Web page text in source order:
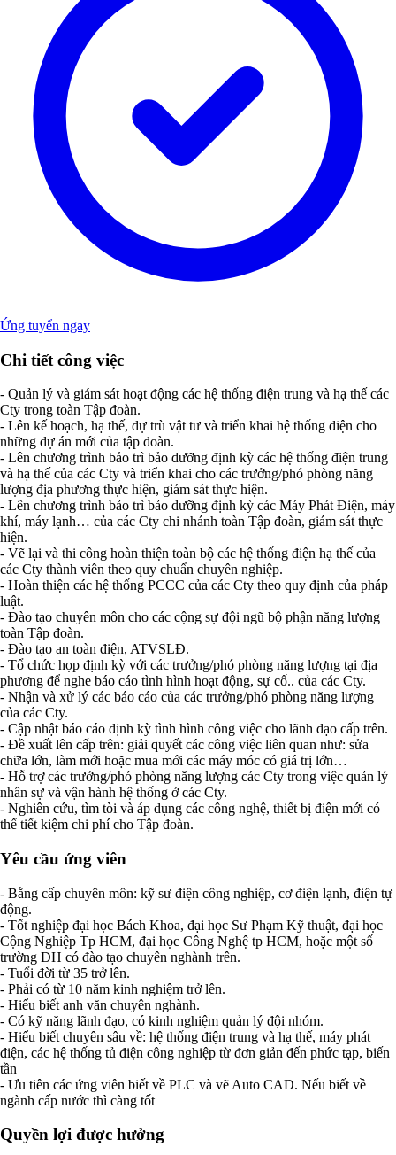
Ứng tuyển ngay
Chi tiết công việc
- Quản lý và giám sát hoạt động các hệ thống điện trung và hạ thế các
Cty trong toàn Tập đoàn.
- Lên kế hoạch, hạ thế, dự trù vật tư và triển khai hệ thống điện cho
những dự án mới của tập đoàn.
- Lên chương trình bảo trì bảo dưỡng định kỳ các hệ thống điện trung
và hạ thế của các Cty và triển khai cho các trưởng/phó phòng năng
lượng địa phương thực hiện, giám sát thực hiện.
- Lên chương trình bảo trì bảo dưỡng định kỳ các Máy Phát Điện, máy
khí, máy lạnh… của các Cty chi nhánh toàn Tập đoàn, giám sát thực
hiện.
- Vẽ lại và thi công hoàn thiện toàn bộ các hệ thống điện hạ thế của
các Cty thành viên theo quy chuẩn chuyên nghiệp.
- Hoàn thiện các hệ thống PCCC của các Cty theo quy định của pháp
luật.
- Đào tạo chuyên môn cho các cộng sự đội ngũ bộ phận năng lượng
toàn Tập đoàn.
- Đào tạo an toàn điện, ATVSLĐ.
- Tổ chức họp định kỳ với các trưởng/phó phòng năng lượng tại địa
phương để nghe báo cáo tình hình hoạt động, sự cố.. của các Cty.
- Nhận và xử lý các báo cáo của các trưởng/phó phòng năng lượng
của các Cty.
- Cập nhật báo cáo định kỳ tình hình công việc cho lãnh đạo cấp trên.
- Đề xuất lên cấp trên: giải quyết các công việc liên quan như: sửa
chữa lớn, làm mới hoặc mua mới các máy móc có giá trị lớn…
- Hỗ trợ các trưởng/phó phòng năng lượng các Cty trong việc quản lý
nhân sự và vận hành hệ thống ở các Cty.
- Nghiên cứu, tìm tòi và áp dụng các công nghệ, thiết bị điện mới có
thể tiết kiệm chi phí cho Tập đoàn.
Yêu cầu ứng viên
- Bằng cấp chuyên môn: kỹ sư điện công nghiệp, cơ điện lạnh, điện tự
động.
- Tốt nghiệp đại học Bách Khoa, đại học Sư Phạm Kỹ thuật, đại học
Cộng Nghiệp Tp HCM, đại học Công Nghệ tp HCM, hoặc một số
trường ĐH có đào tạo chuyên nghành trên.
- Tuổi đời từ 35 trở lên.
- Phải có từ 10 năm kinh nghiệm trở lên.
- Hiểu biết anh văn chuyên nghành.
- Có kỹ năng lãnh đạo, có kinh nghiệm quản lý đội nhóm.
- Hiểu biết chuyên sâu về: hệ thống điện trung và hạ thế, máy phát
điện, các hệ thống tủ điện công nghiệp từ đơn giản đến phức tạp, biến
tần
- Ưu tiên các ứng viên biết về PLC và vẽ Auto CAD. Nếu biết về
ngành cấp nước thì càng tốt
Quyền lợi được hưởng